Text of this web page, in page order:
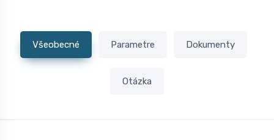
Všeobecné Parametre Dokumenty
Otázka